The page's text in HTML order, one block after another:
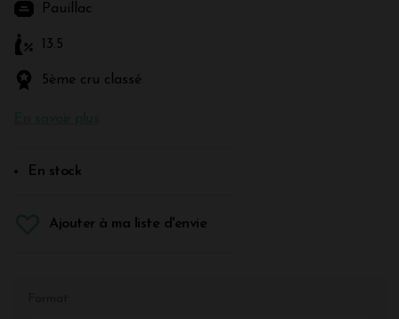
Pauillac
13.5
5ème cru classé
En stock
Ajouter à ma liste d'envie